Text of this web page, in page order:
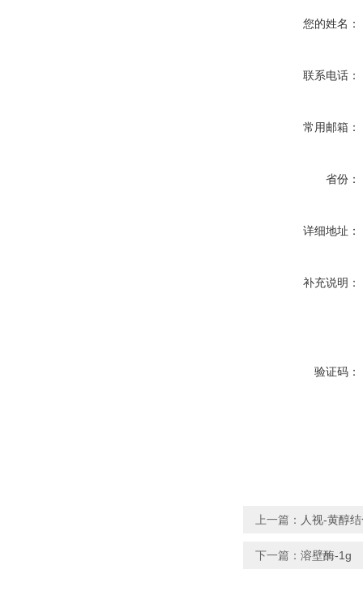
您的姓名：
联系电话：
常用邮箱：
省份：
详细地址：
补充说明：
验证码：
上一篇： 人视-黄醇
下一篇： 溶壁酶-1g